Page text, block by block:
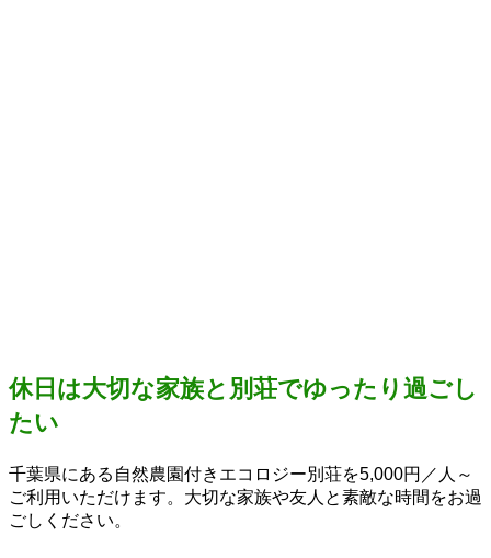
休日は大切な家族と別荘でゆったり過ごし
たい
千葉県にある自然農園付きエコロジー別荘を5,000円／人～
ご利用いただけます。大切な家族や友人と素敵な時間をお過
ごしください。